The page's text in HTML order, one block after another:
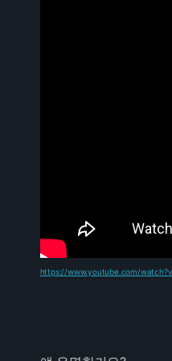
https://www.youtube.com/